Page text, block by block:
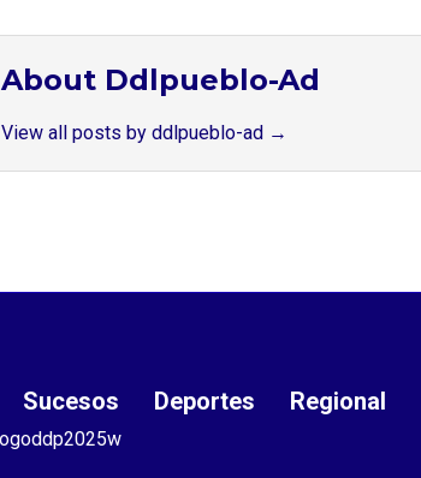
About Ddlpueblo-Ad
View all posts by ddlpueblo-ad →
Sucesos Deportes Regional